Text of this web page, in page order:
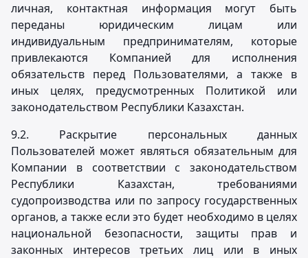
личная, контактная информация могут быть
переданы юридическим лицам или
индивидуальным предпринимателям, которые
привлекаются Компанией для исполнения
обязательств перед Пользователями, а также в
иных целях, предусмотренных Политикой или
законодательством Республики Казахстан.
9.2. Раскрытие персональных данных
Пользователей может являться обязательным для
Компании в соответствии с законодательством
Республики Казахстан, требованиями
судопроизводства или по запросу государственных
органов, а также если это будет необходимо в целях
национальной безопасности, защиты прав и
законных интересов третьих лиц или в иных